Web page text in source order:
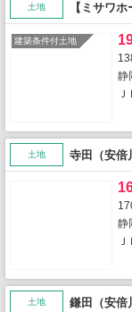
土地 【ミサワ
建築条件付土地
静
土地 寺田（安倍
静
土地 鎌田（安倍